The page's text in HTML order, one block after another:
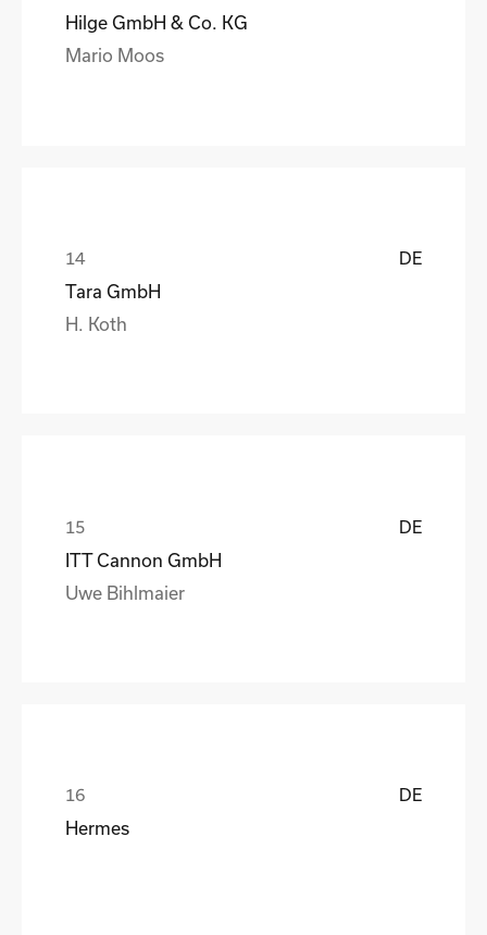
Hilge GmbH & Co. KG
Mario Moos
DE
Tara GmbH
H. Koth
DE
ITT Cannon GmbH
Uwe Bihlmaier
DE
Hermes